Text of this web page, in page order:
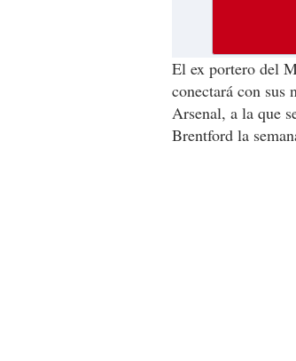
El ex portero del
conectará con sus
Arsenal, a la que
Brentford la